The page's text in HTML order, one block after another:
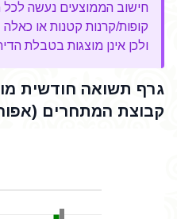
חישוב הממוצעים נעשה לכל
קופות/קרנות קטנות או
ולכן אינן מוצגות בטבלת
גרף תשואה חודשית
קבוצת המתחרים